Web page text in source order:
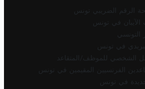
الرقم الضريبي تونس
في تونس
التونسي
في تونس
الشخصي للموظف/المتقاعد
الفرنسيين المقيمين في تونس
في تونس